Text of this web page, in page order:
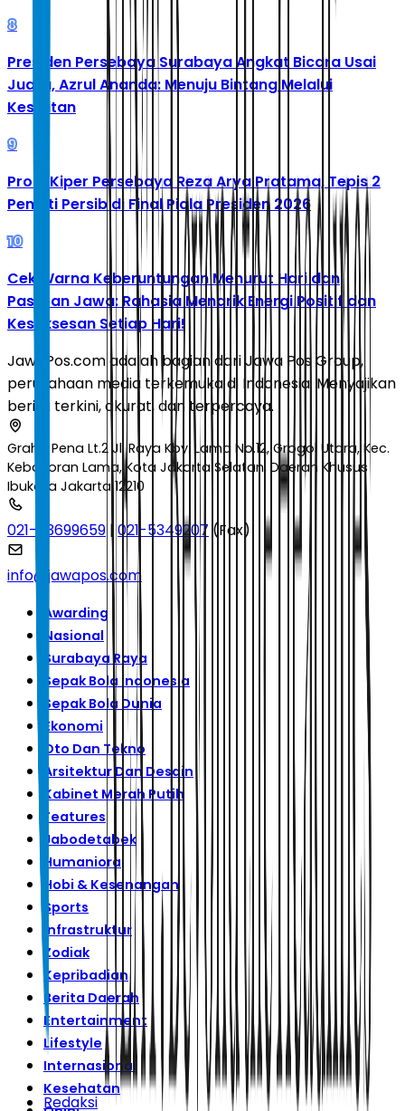
8
Presiden Persebaya Surabaya Angkat Bicara Usai
Juara, Azrul Ananda: Menuju Bintang Melalui
Kesulitan
9
Profil Kiper Persebaya Reza Arya Pratama, Tepis 2
Penalti Persib di Final Piala Presiden 2026
10
Cek Warna Keberuntungan Menurut Hari dan
Pasaran Jawa: Rahasia Menarik Energi Positif dan
Kesuksesan Setiap Hari!
JawaPos.com adalah bagian dari Jawa Pos Group,
perusahaan media terkemuka di Indonesia. Menyajikan
berita terkini, akurat, dan terpercaya.
Graha Pena Lt.2 Jl. Raya Kby. Lama No.12, Grogol Utara, Kec.
Kebayoran Lama, Kota Jakarta Selatan, Daerah Khusus
Ibukota Jakarta 12210
021-53699659 | 021-5349207 (Fax)
info@jawapos.com
Awarding
Nasional
Surabaya Raya
Sepak Bola Indonesia
Sepak Bola Dunia
Ekonomi
Oto Dan Tekno
Arsitektur Dan Desain
Kabinet Merah Putih
Features
Jabodetabek
Humaniora
Hobi & Kesenangan
Sports
Infrastruktur
Zodiak
Kepribadian
Berita Daerah
Entertainment
Lifestyle
Internasional
Kesehatan
Redaksi